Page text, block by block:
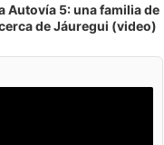
Autovía 5: una familia de
de Jáuregui (video)